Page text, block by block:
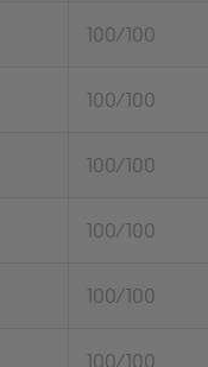
100/100
100/100
100/100
100/100
100/100
100/100